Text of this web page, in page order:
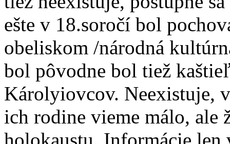
ešte v 18.soročí bol
obeliskom /národná
bol pôvodne bol tiež
Károlyiovcov. Neexistuje,
ich rodine vieme málo, ale